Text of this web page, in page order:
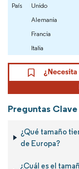
País
Unido
Alemania
Francia
Italia
Preguntas
¿Qué tamaño
de Europa?
¿Cuál es el